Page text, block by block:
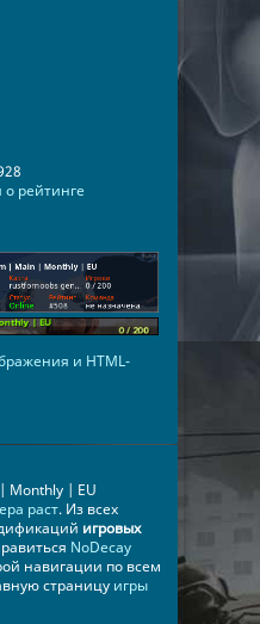
рейтинге
и HTML-
Monthly | EU
раст. Из всех
игровых
NoDecay
навигации по всем
страницу игры